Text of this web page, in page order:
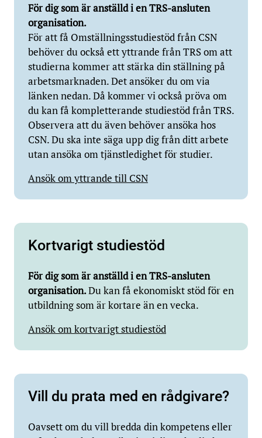
För dig som är anställd i en TRS-ansluten
organisation.
För att få Omställningsstudiestöd från CSN
behöver du också ett yttrande från TRS om att
studierna kommer att stärka din ställning på
arbetsmarknaden. Det ansöker du om via
länken nedan. Då kommer vi också pröva om
du kan få kompletterande studiestöd från TRS.
Observera att du även behöver ansöka hos
CSN. Du ska inte säga upp dig från ditt arbete
utan ansöka om tjänstledighet för studier.
Ansök om yttrande till CSN
Kortvarigt studiestöd
För dig som är anställd i en TRS-ansluten
organisation.Du kan få ekonomiskt stöd för en
utbildning som är kortare än en vecka.
Ansök om kortvarigt studiestöd
Vill du prata med en rådgivare?
Oavsett om du vill bredda din kompetens eller